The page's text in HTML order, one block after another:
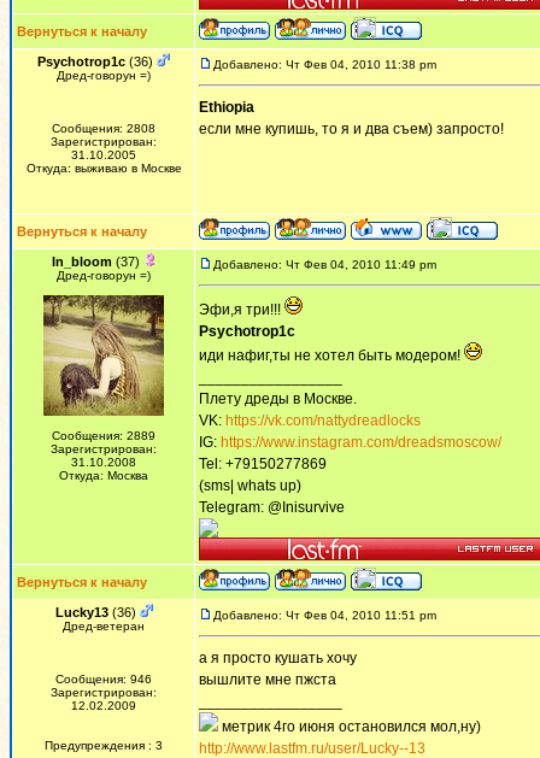
Вернуться к началу
Psychotrop1c (36)
Дред-говорун =)
Сообщения: 2808
Зарегистрирован:
31.10.2005
Откуда: выживаю в Москве
Добавлено: Чт Фев 04, 2010 11:38 pm
Ethiopia
если мне купишь, то я и два съем) запросто!
Вернуться к началу
In_bloom(37)
Дред-говорун =)
Сообщения: 2889
Зарегистрирован:
31.10.2008
Откуда: Москва
Добавлено: Чт Фев 04, 2010 11:49 pm
Эфи,я три!!!
Psychotrop1c
иди нафиг,ты не хотел быть модером!
Плету дреды в Москве.
VK: https://vk.com/nattydreadlocks
IG: https://www.instagram.com/dreadsmoscow/
Tel: +79150277869
(sms| whats up)
Telegram: @Inisurvive
Вернуться к началу
Lucky13(36)
Дред-ветеран
Сообщения: 946
Зарегистрирован:
12.02.2009
Предупреждения : 3
Добавлено: Чт Фев 04, 2010 11:51 pm
а я просто кушать хочу
вышлите мне пжста
метрик 4го июня остановился мол,ну)
http://www.lastfm.ru/user/Lucky--13